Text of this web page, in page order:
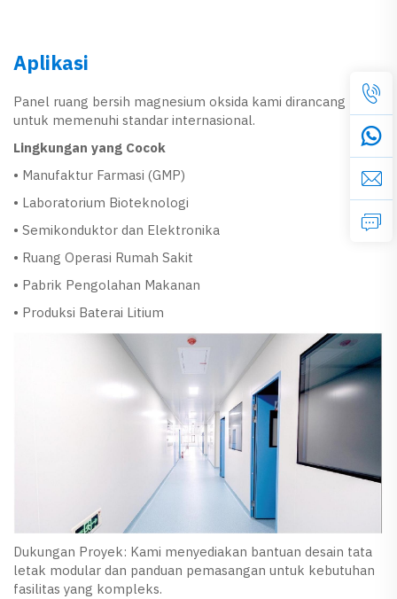
Aplikasi
Panel ruang bersih magnesium oksida kami dirancang
untuk memenuhi standar internasional.
Lingkungan yang Cocok
• Manufaktur Farmasi (GMP)
• Laboratorium Bioteknologi
• Semikonduktor dan Elektronika
• Ruang Operasi Rumah Sakit
• Pabrik Pengolahan Makanan
• Produksi Baterai Litium
Dukungan Proyek: Kami menyediakan bantuan desain tata
letak modular dan panduan pemasangan untuk kebutuhan
fasilitas yang kompleks.